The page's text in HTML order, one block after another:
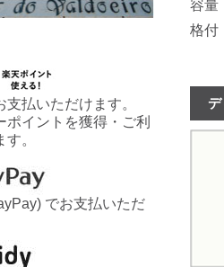
容
格
シ
払いただけます。
ポイントを獲得・ご利
。
でお支払いただ